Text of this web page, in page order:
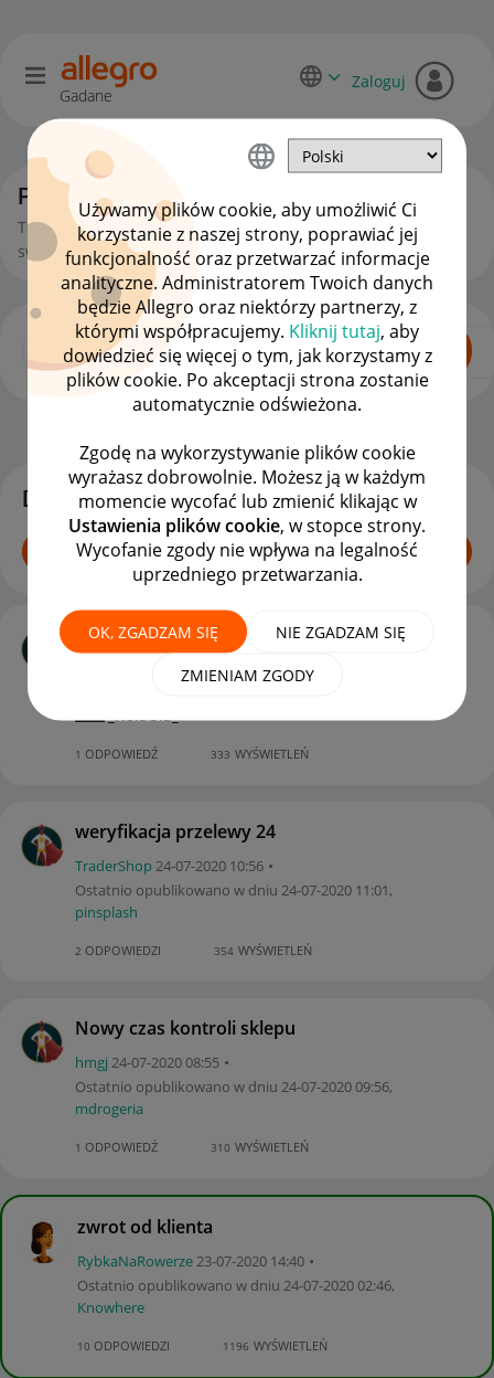
Używamy plików cookie, aby umożliwić Ci
korzystanie z naszej strony, poprawiać jej
funkcjonalność oraz przetwarzać informacje
analityczne. Administratorem Twoich danych
będzie Allegro oraz niektórzy partnerzy, z
którymi współpracujemy. Kliknij tutaj, aby
dowiedzieć się więcej o tym, jak korzystamy z
plików cookie. Po akceptacji strona zostanie
automatycznie odświeżona.
Zgodę na wykorzystywanie plików cookie
wyrażasz dobrowolnie. Możesz ją w każdym
momencie wycofać lub zmienić klikając w
Ustawienia plików cookie, w stopce strony.
Wycofanie zgody nie wpływa na legalność
uprzedniego przetwarzania.
OK, ZGADZAM SIĘ NIE ZGADZAM SIĘ
ZMIENIAM ZGODY
Gadane
Zaloguj
Początkujący sprzedawcy
To miejsce jest dla Ciebie, jeśli zaczynasz lub chcesz zacząć
swoją przygodę ze sprzedażą na Allegro.
Dyskusje
ROZPOCZNIJ TEMAT
PayU / Przelewy24 - wypłata środków
‎23-07-2020 22:19
_HolaOla_
1 ODPOWIEDŹ 333 WYŚWIETLEŃ
weryfikacja przelewy 24
TraderShop‎24-07-2020 10:56
Ostatnio opublikowano w dniu ‎24-07-2020 11:01,
pinsplash
2 ODPOWIEDZI 354 WYŚWIETLEŃ
Nowy czas kontroli sklepu
hmgj ‎24-07-202008:55
Ostatnio opublikowano w dniu ‎24-07-202009:56,
mdrogeria
1 ODPOWIEDŹ 310 WYŚWIETLEŃ
zwrot od klienta
RybkaNaRowerze‎23-07-2020 14:40
Ostatnio opublikowano w dniu ‎24-07-202002:46,
Knowhere
10 ODPOWIEDZI 1196 WYŚWIETLEŃ